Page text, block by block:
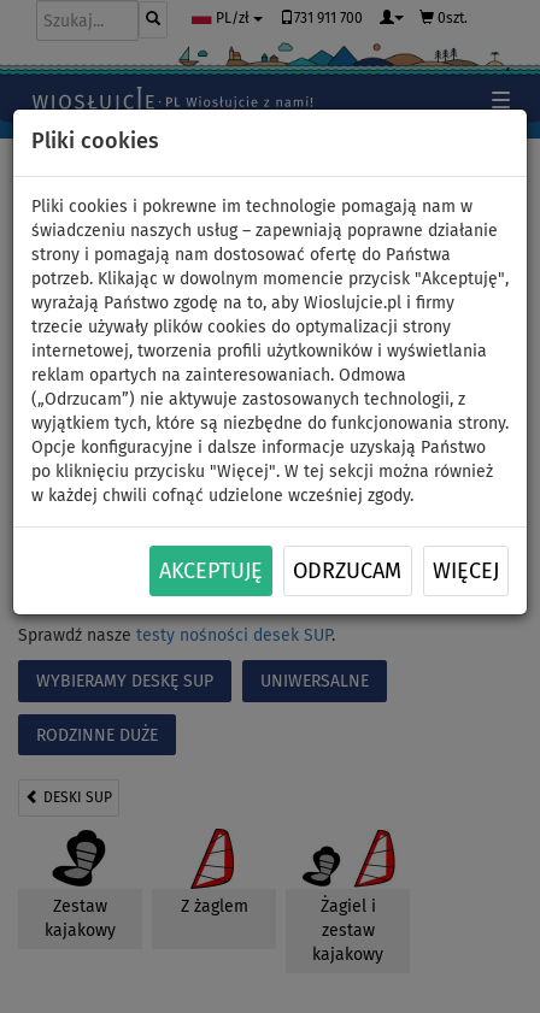
Pliki cookies
Pliki cookies i pokrewne im technologie pomagają nam w
świadczeniu naszych usług – zapewniają poprawne działanie
strony i pomagają nam dostosować ofertę do Państwa
potrzeb. Klikając w dowolnym momencie przycisk "Akceptuję",
wyrażają Państwo zgodę na to, aby Wioslujcie.pl i firmy
trzecie używały plików cookies do optymalizacji strony
internetowej, tworzenia profili użytkowników i wyświetlania
reklam opartych na zainteresowaniach. Odmowa
(„Odrzucam”) nie aktywuje zastosowanych technologii, z
wyjątkiem tych, które są niezbędne do funkcjonowania strony.
Opcje konfiguracyjne i dalsze informacje uzyskają Państwo
po kliknięciu przycisku "Więcej". W tej sekcji można również
w każdej chwili cofnąć udzielone wcześniej zgody.
AKCEPTUJĘ ODRZUCAM WIĘCEJ
PL/zł 731 911 700 0szt.
Małe uniwersalne deski SUP
Jeśli wybierasz swoją pierwszą deskę SUP dla rodziny i jesteś
początkujący, to skup się na paddleboardach w kategoriach
uniwersalnych. Interesować nas będzie waga największego
użytkownika w rodzinie. Jeśli waga największego wioślarza w
rodzinie wynosi do ok. 80 kg, wybierz kategorię MAŁE
Sprawdź nasze testy nośności desek SUP.
WYBIERAMY DESKĘ SUP UNIWERSALNE
RODZINNE DUŻE
DESKI SUP
Zestaw
kajakowy
Z żaglem
Żagiel i
zestaw
kajakowy